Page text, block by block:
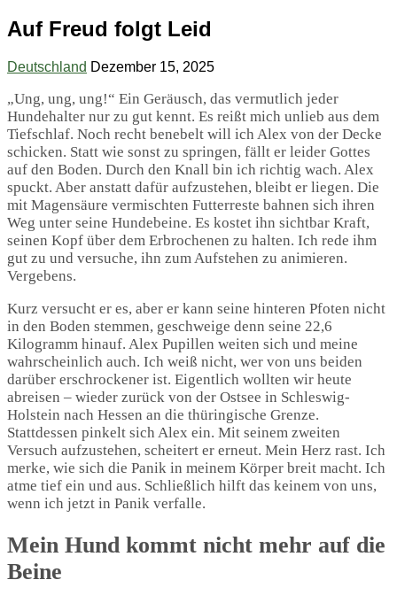
Auf Freud folgt Leid
Deutschland Dezember 15, 2025
„Ung, ung, ung!“ Ein Geräusch, das vermutlich jeder
Hundehalter nur zu gut kennt. Es reißt mich unlieb aus dem
Tiefschlaf. Noch recht benebelt will ich Alex von der Decke
schicken. Statt wie sonst zu springen, fällt er leider Gottes
auf den Boden. Durch den Knall bin ich richtig wach. Alex
spuckt. Aber anstatt dafür aufzustehen, bleibt er liegen. Die
mit Magensäure vermischten Futterreste bahnen sich ihren
Weg unter seine Hundebeine. Es kostet ihn sichtbar Kraft,
seinen Kopf über dem Erbrochenen zu halten. Ich rede ihm
gut zu und versuche, ihn zum Aufstehen zu animieren.
Vergebens.
Kurz versucht er es, aber er kann seine hinteren Pfoten nicht
in den Boden stemmen, geschweige denn seine 22,6
Kilogramm hinauf. Alex Pupillen weiten sich und meine
wahrscheinlich auch. Ich weiß nicht, wer von uns beiden
darüber erschrockener ist. Eigentlich wollten wir heute
abreisen – wieder zurück von der Ostsee in Schleswig-
Holstein nach Hessen an die thüringische Grenze.
Stattdessen pinkelt sich Alex ein. Mit seinem zweiten
Versuch aufzustehen, scheitert er erneut. Mein Herz rast. Ich
merke, wie sich die Panik in meinem Körper breit macht. Ich
atme tief ein und aus. Schließlich hilft das keinem von uns,
wenn ich jetzt in Panik verfalle.
Mein Hund kommt nicht mehr auf die
Beine